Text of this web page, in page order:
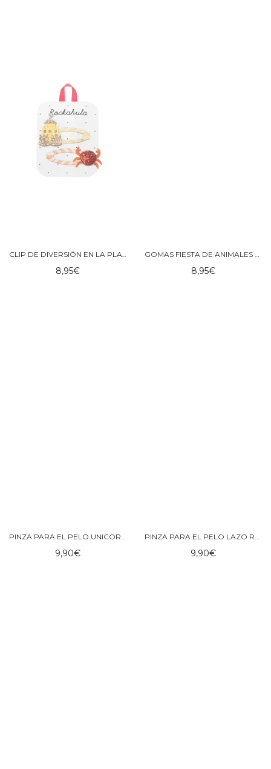
CLIP DE DIVERSIÓN EN LA PLAYA – ROCKAHULA KIDS
8,95€
GOMAS FIESTA DE ANIMALES – ROCKAHULA KIDS
8,95€
PINZA PARA EL PELO UNICORNIO ARCOÍRIS – ROCKAHULA KIDS
9,90€
PINZA PARA EL PELO LAZO ROSADO – ROCKAHULA
9,90€